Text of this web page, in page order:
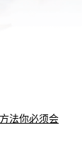
法你必须会